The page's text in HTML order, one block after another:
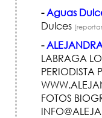
-Aguas
Dulces
-
LABRAGA
PERIODISTA
FOTOS